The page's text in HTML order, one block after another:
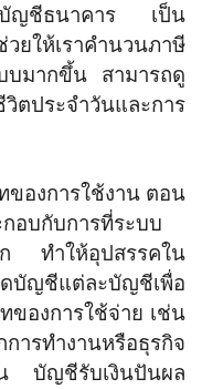
นบัญชีธนาคาร เป็น
ยให้เราคำนวนภาษี
บมากขึ้น สามารถดู
ประจำวันและการ
องการใช้งาน ตอน
อบกับการที่ระบบ
ก ทำให้อุปสรรคใน
บัญชีแต่ละบัญชีเพื่อ
ของการใช้จ่าย เช่น
รทำงานหรือธุรกิจ
น บัญชีรับเงินปันผล